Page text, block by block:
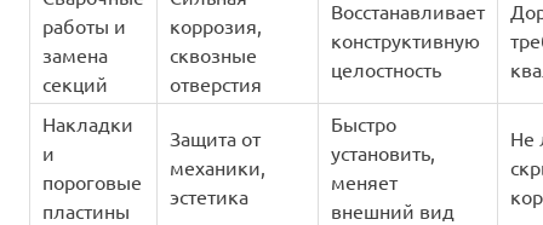
работы и
замена
секций
коррозия,
сквозные
отверстия
Восстанавливает
конструктивную
целостность
Накладки
и
пороговые
пластины
Защита от
механики,
эстетика
Быстро
установить,
меняет
внешний вид
Не